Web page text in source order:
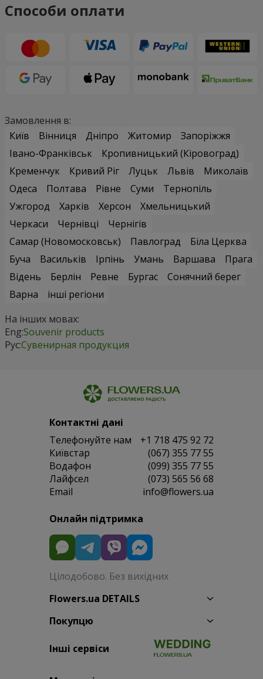
Способи оплати
Замовлення в:
Київ
Вінниця Дніпро Житомир
Запоріжжя
Івано-Франківськ
Кропивницький (Кіровоград)
Кременчук
Кривий Ріг Луцьк Львів
Миколаїв
Одеса
Полтава Рівне Суми
Тернопіль
Ужгород
Харків Херсон
Хмельницький
Черкаси
Чернівці
Чернігів
Самар (Новомосковськ)
Павлоград
Біла Церква
Буча
Васильків Ірпінь Умань Варшава
Прага
Відень
Берлін Ревне Бургас
Сонячний берег
Варна
інші регіони
На інших мовах:
Eng:Souvenir products
Рус:Сувенирная продукция
Контактні дані
Телефонуйте нам
+1 718 475 92 72
Київстар
(067) 355 77 55
Водафон
(099) 355 77 55
Лайфсел
(073) 565 56 68
Email
info@flowers.ua
Онлайн підтримка
Цілодобово. Без вихідних
Flowers.ua DETAILS
Покупцю
Інші сервіси